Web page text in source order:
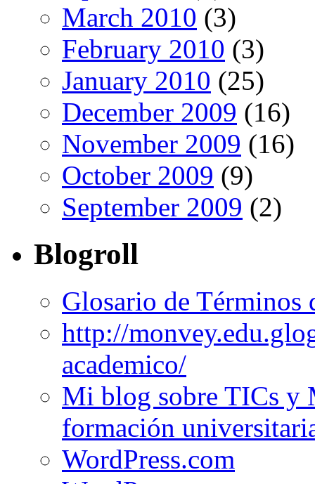
March 2010 (3)
February 2010 (3)
January 2010 (25)
December 2009 (16)
November 2009 (16)
October 2009 (9)
September 2009 (2)
Blogroll
Glosario de Términos
http://
academico/
Mi blog sobre TICs y
formación
WordPress.com